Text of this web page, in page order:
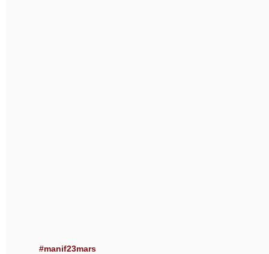
#manif23mars